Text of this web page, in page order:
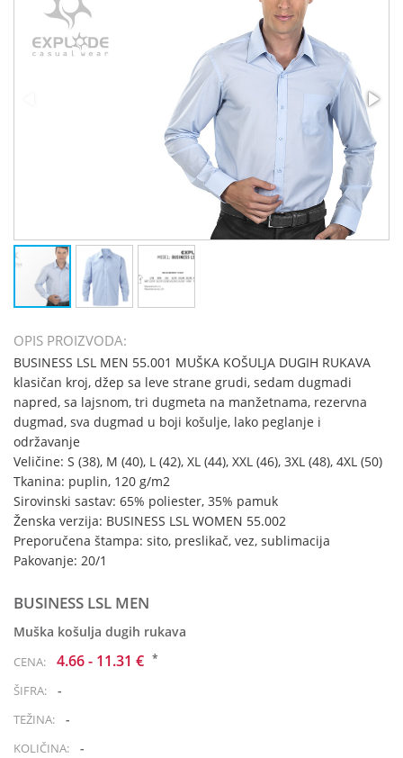
OPIS PROIZVODA:
BUSINESS LSL MEN 55.001 MUŠKA KOŠULJA DUGIH RUKAVA
klasičan kroj, džep sa leve strane grudi, sedam dugmadi
napred, sa lajsnom, tri dugmeta na manžetnama, rezervna
dugmad, sva dugmad u boji košulje, lako peglanje i
održavanje
Veličine: S (38), M (40), L (42), XL (44), XXL (46), 3XL (48), 4XL (50)
Tkanina: puplin, 120 g/m2
Sirovinski sastav: 65% poliester, 35% pamuk
Ženska verzija: BUSINESS LSL WOMEN 55.002
Preporučena štampa: sito, preslikač, vez, sublimacija
Pakovanje: 20/1
BUSINESS LSL MEN
Muška košulja dugih rukava
CENA: 4.66 - 11.31 € *
ŠIFRA: -
TEŽINA: -
KOLIČINA: -